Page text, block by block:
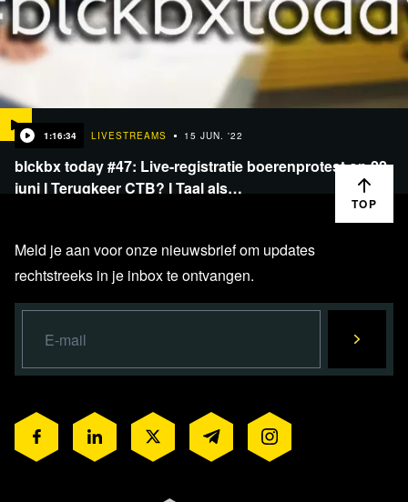
1:16:34 LIVESTREAMS 15 JUN. '22
blckbx today #47: Live-registratie boerenprotest op 22
juni I Terugkeer CTB? I Taal als…
TOP
Meld je aan voor onze nieuwsbrief om updates
rechtstreeks in je inbox te ontvangen.